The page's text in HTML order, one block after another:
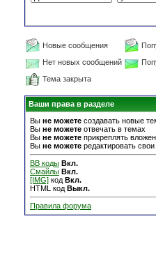
Новые сообщения
Нет новых сообщений
Тема закрыта
Ваши права в разделе
Вы не можете создавать новые
Вы не можете отвечать в темах
Вы не можете прикреплять
Вы не можете редактировать
BB коды Вкл.
Смайлы Вкл.
[IMG] код Вкл.
HTML код Выкл.
Правила форума